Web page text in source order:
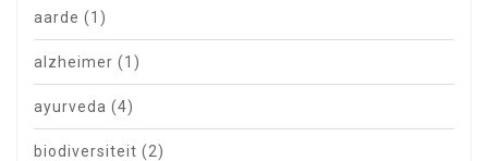
aarde (1)
alzheimer (1)
ayurveda (4)
biodiversiteit (2)